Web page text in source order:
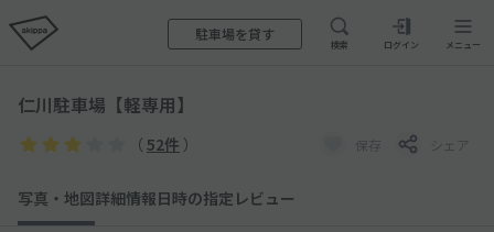
駐車場を貸す
検索 ログイン メニュー
仁川駐車場【軽専用】
（ 52件 ） 保存 シェア
写真・地図詳細情報日時の指定 レビュー